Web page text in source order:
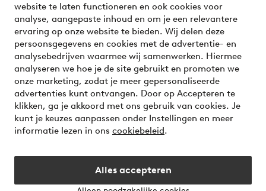
website te laten functioneren en ook cookies voor
analyse, aangepaste inhoud en om je een relevantere
ervaring op onze website te bieden. Wij delen deze
persoonsgegevens en cookies met de advertentie- en
analysebedrijven waarmee wij samenwerken. Hiermee
analyseren we hoe je de site gebruikt en promoten we
onze marketing, zodat je meer gepersonaliseerde
advertenties kunt ontvangen. Door op Accepteren te
klikken, ga je akkoord met ons gebruik van cookies. Je
kunt je keuzes aanpassen onder Instellingen en meer
informatie lezen in ons cookiebeleid.
Alles accepteren
Veilig betalen - Nu betalen of opsplitsen
Wil je meer weten over onze betaalopties?